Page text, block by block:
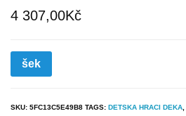
4 307,00Kč
šek
SKU: 5FC13C5E49B8 TAGS: DETSKA HRACI DEKA